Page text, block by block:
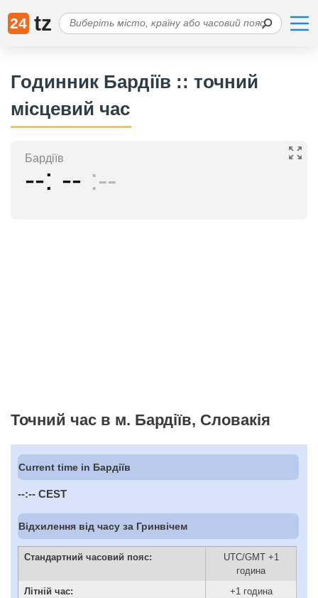
24 tz
Годинник Бардіїв :: точний
місцевий час
Бардіїв
-- -- --
Точний час в м. Бардіїв, Словакія
Current time in Бардіїв
--:-- CEST
Відхилення від часу за Гринвічем
Стандартний часовий пояс:
UTC/GMT +1
година
Літній час:
+1 година